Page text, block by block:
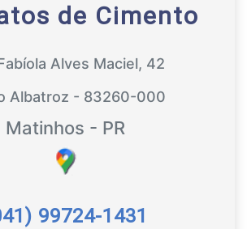
de Cimento
Alves Maciel, 42
Albatroz - 83260-000
Matinhos - PR
99724-1431